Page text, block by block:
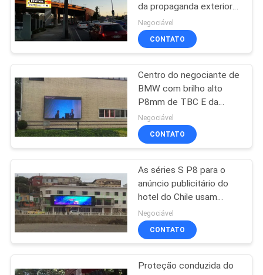
CONTROLE
DA
QUALIDADE
NOTÍCIA
MAPA
DO
SITE
POLÍTICA
DE
PRIVACIDADE
Diodo emissor de
luz que anuncia a
exposição
Exposição de diodo
emissor de luz
alugado da fase
Exposição de diodo
54
da propaganda exterior
de Austrália com brilho
alto
Negociável
CONTATO
Centro do negociante de
BMW com brilho alto
P8mm de TBC E da
qualidade durável
exterior da série
Negociável
CONTATO
As séries S P8 para o
anúncio publicitário do
hotel do Chile usam
Greyscale alto da
imagem alta do espaço
livre da visibilidade
Negociável
CONTATO
Proteção conduzida do